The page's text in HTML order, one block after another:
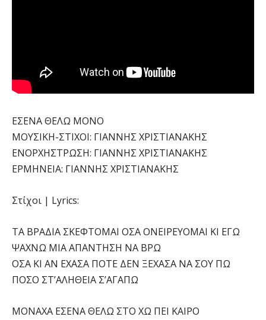
ΕΣΕΝΑ ΘΕΛΩ ΜΟΝΟ
ΜΟΥΣΙΚΗ-ΣΤΙΧΟΙ: ΓΙΑΝΝΗΣ ΧΡΙΣΤΙΑΝΑΚΗΣ
ΕΝΟΡΧΗΣΤΡΩΣΗ: ΓΙΑΝΝΗΣ ΧΡΙΣΤΙΑΝΑΚΗΣ
ΕΡΜΗΝΕΙΑ: ΓΙΑΝΝΗΣ ΧΡΙΣΤΙΑΝΑΚΗΣ
Στίχοι | Lyrics:
ΤΑ ΒΡΑΔΙΑ ΣΚΕΦΤΟΜΑΙ ΟΣΑ ΟΝΕΙΡΕΥΟΜΑΙ ΚΙ ΕΓΩ
ΨΑΧΝΩ ΜΙΑ ΑΠΑΝΤΗΣΗ ΝΑ ΒΡΩ
ΟΣΑ ΚΙ ΑΝ ΕΧΑΣΑ ΠΟΤΕ ΔΕΝ ΞΕΧΑΣΑ ΝΑ ΣΟΥ ΠΩ
ΠΟΣΟ ΣΤ’ΑΛΗΘΕΙΑ Σ’ΑΓΑΠΩ
ΜΟΝΑΧΑ ΕΣΕΝΑ ΘΕΛΩ ΣΤΟ ΧΩ ΠΕΙ ΚΑΙΡΟ